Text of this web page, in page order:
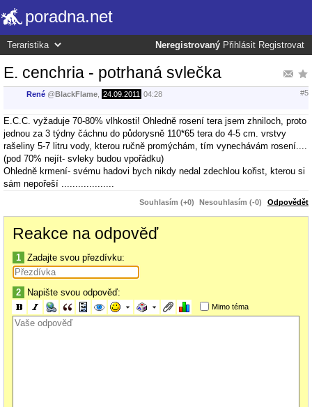
poradna.net
Neregistrovaný Přihlásit Registrovat
E. cenchria - potrhaná svlečka
René @BlackFlame 24.09.2011 04:28 #5
E.C.C. vyžaduje 70-80% vlhkosti! Ohledně rosení tera jsem zhniloch, proto
jednou za 3 týdny čáchnu do půdorysně 110*65 tera do 4-5 cm. vrstvy
rašeliny 5-7 litru vody, kterou ručně promýchám, tím vynechávám rosení....
(pod 70% nejít- svleky budou vpořádku)
Ohledně krmení- svému hadovi bych nikdy nedal zdechlou kořist, kterou si
sám nepořeší ...................
Souhlasím (+0) Nesouhlasím (-0) Odpovědět
Reakce na odpověď
1 Zadajte svou přezdívku:
2 Napište svou odpověď:
Mimo téma